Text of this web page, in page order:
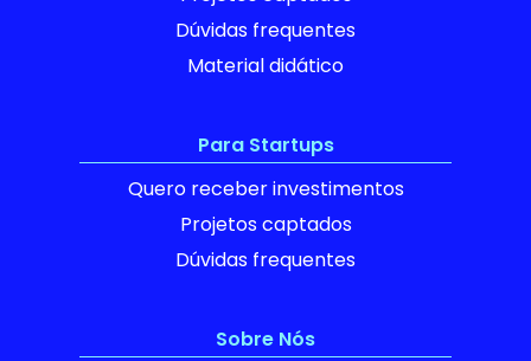
Dúvidas frequentes
Material didático
Para Startups
Quero receber investimentos
Projetos captados
Dúvidas frequentes
Sobre Nós